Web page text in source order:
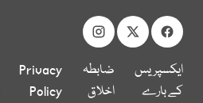
ایکسپریس
کے بارے
ضابطہ
اخلاق
Privacy
Policy